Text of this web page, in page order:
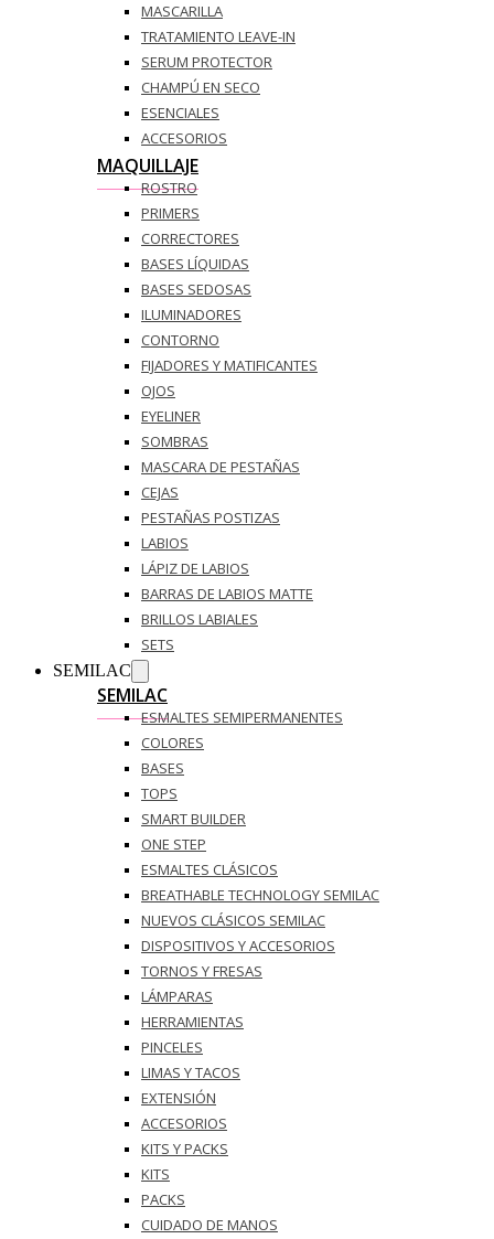
MASCARILLA
TRATAMIENTO LEAVE-IN
SERUM PROTECTOR
CHAMPÚ EN SECO
ESENCIALES
ACCESORIOS
MAQUILLAJE
ROSTRO
PRIMERS
CORRECTORES
BASES LÍQUIDAS
BASES SEDOSAS
ILUMINADORES
CONTORNO
FIJADORES Y MATIFICANTES
OJOS
EYELINER
SOMBRAS
MASCARA DE PESTAÑAS
CEJAS
PESTAÑAS POSTIZAS
LABIOS
LÁPIZ DE LABIOS
BARRAS DE LABIOS MATTE
BRILLOS LABIALES
SETS
SEMILAC
SEMILAC
ESMALTES SEMIPERMANENTES
COLORES
BASES
TOPS
SMART BUILDER
ONE STEP
ESMALTES CLÁSICOS
BREATHABLE TECHNOLOGY SEMILAC
NUEVOS CLÁSICOS SEMILAC
DISPOSITIVOS Y ACCESORIOS
TORNOS Y FRESAS
LÁMPARAS
HERRAMIENTAS
PINCELES
LIMAS Y TACOS
EXTENSIÓN
ACCESORIOS
KITS Y PACKS
KITS
PACKS
CUIDADO DE MANOS